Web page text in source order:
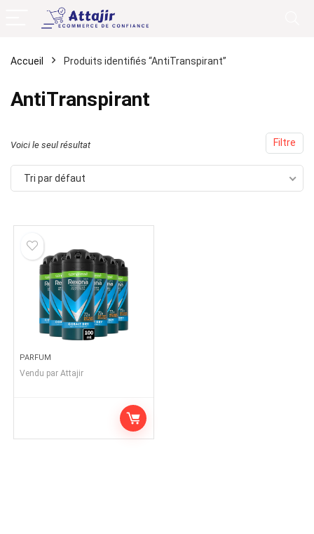
Accueil Produits identifiés “AntiTranspirant”
AntiTranspirant
Filtre
Voici le seul résultat
Tri par défaut
PARFUM
Vendu par Attajir